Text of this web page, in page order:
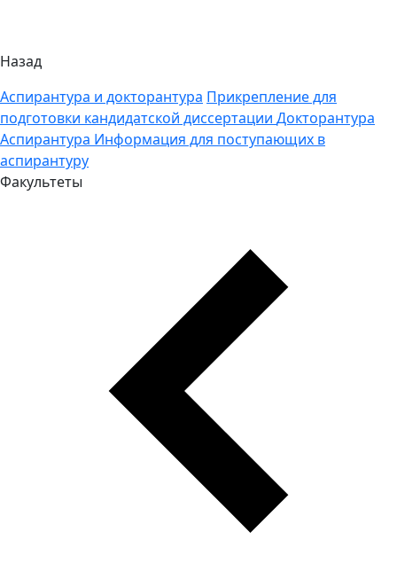
Назад
Аспирантура и докторантура Прикрепление для
подготовки кандидатской диссертации Докторантура
Аспирантура Информация для поступающих в
аспирантуру
Факультеты